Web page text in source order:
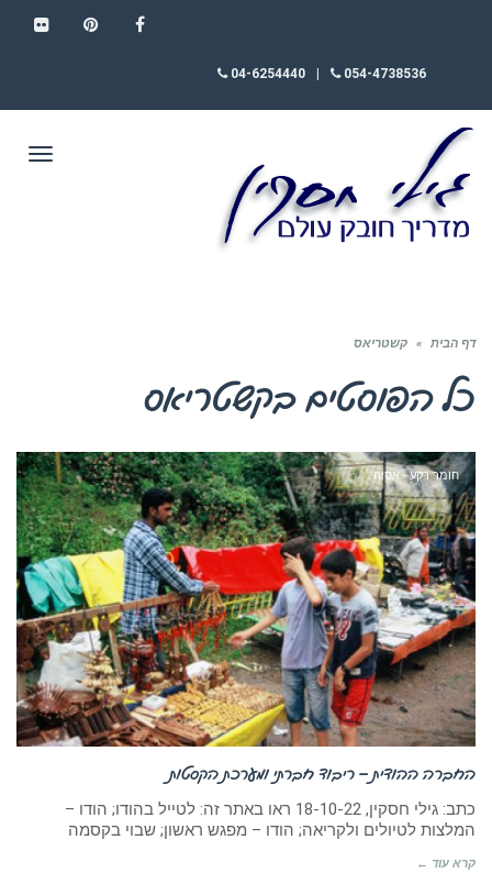
054-4738536
04-6254440
דף הבית » קשטריאס
כל הפוסטים בקשטריאס
חומר רקע - אסיה
החברה ההודית – ריבוד חברתי ומערכת הקסטות
כתב: גילי חסקין, 18-10-22 ראו באתר זה: לטייל בהודו; הודו –
המלצות לטיולים ולקריאה; הודו – מפגש ראשון; שבוי בקסמה
קרא עוד ←